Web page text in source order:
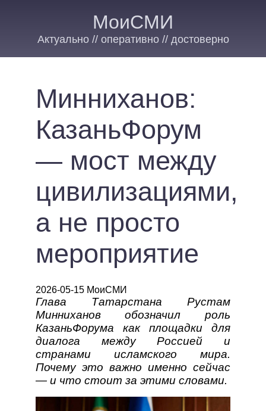
МоиСМИ
Актуально // оперативно // достоверно
Минниханов:
КазаньФорум
— мост между
цивилизациями,
а не просто
мероприятие
2026-05-15 МоиСМИ
Глава Татарстана Рустам
Минниханов обозначил роль
КазаньФорума как площадки для
диалога между Россией и
странами исламского мира.
Почему это важно именно сейчас
— и что стоит за этими словами.